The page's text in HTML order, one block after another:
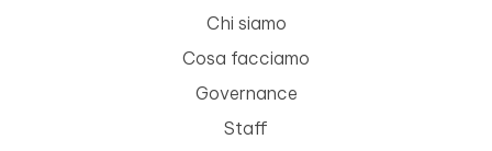
Chi siamo
Cosa facciamo
Governance
Staff